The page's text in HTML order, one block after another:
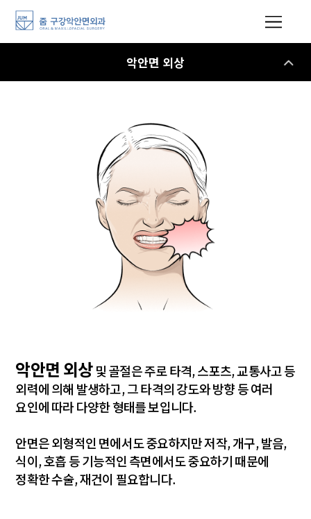
악안면 외상
악안면 외상및 골절은 주로 타격, 스포츠, 교통사고 등
외력에 의해 발생하고, 그 타격의 강도와 방향 등 여러
요인에 따라 다양한 형태를 보입니다.
안면은 외형적인 면에서도 중요하지만 저작, 개구, 발음,
식이, 호흡 등 기능적인 측면에서도 중요하기 때문에
정확한 수술, 재건이 필요합니다.